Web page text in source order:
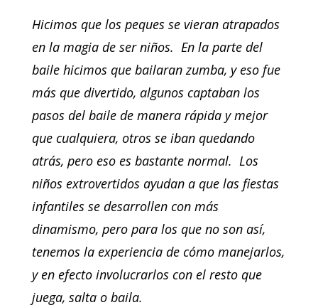
Hicimos que los peques se vieran atrapados
en la magia de ser niños. En la parte del
baile hicimos que bailaran zumba, y eso fue
más que divertido, algunos captaban los
pasos del baile de manera rápida y mejor
que cualquiera, otros se iban quedando
atrás, pero eso es bastante normal. Los
niños extrovertidos ayudan a que las fiestas
infantiles se desarrollen con más
dinamismo, pero para los que no son así,
tenemos la experiencia de cómo manejarlos,
y en efecto involucrarlos con el resto que
juega, salta o baila.